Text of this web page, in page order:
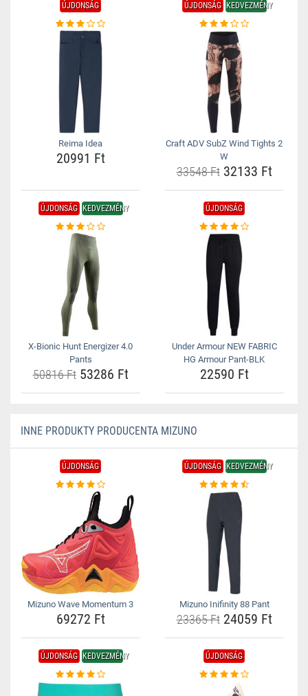
ÚJDONSÁG
Reima Idea
20991 Ft
ÚJDONSÁG KEDVEZMÉNY
Craft ADV SubZ Wind Tights 2
W
33548 Ft32133 Ft
ÚJDONSÁG KEDVEZMÉNY
X-Bionic Hunt Energizer 4.0
Pants
50816 Ft53286 Ft
ÚJDONSÁG
Under Armour NEW FABRIC
HG Armour Pant-BLK
22590 Ft
INNE PRODUKTY PRODUCENTA MIZUNO
ÚJDONSÁG
Mizuno Wave Momentum 3
69272 Ft
ÚJDONSÁG KEDVEZMÉNY
Mizuno Inifinity 88 Pant
23365 Ft24059 Ft
ÚJDONSÁG KEDVEZMÉNY ÚJDONSÁG